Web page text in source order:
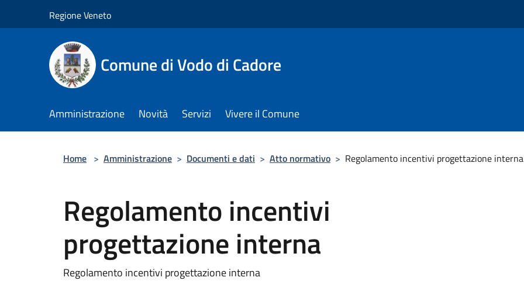
Regione Veneto
Comune di Vodo di Cadore
Amministrazione Novità Servizi Vivere il Comune
Home > Amministrazione > Documenti e dati > Atto normativo > Regolamento incentivi progettazione interna
Regolamento incentivi
progettazione interna
Regolamento incentivi progettazione interna